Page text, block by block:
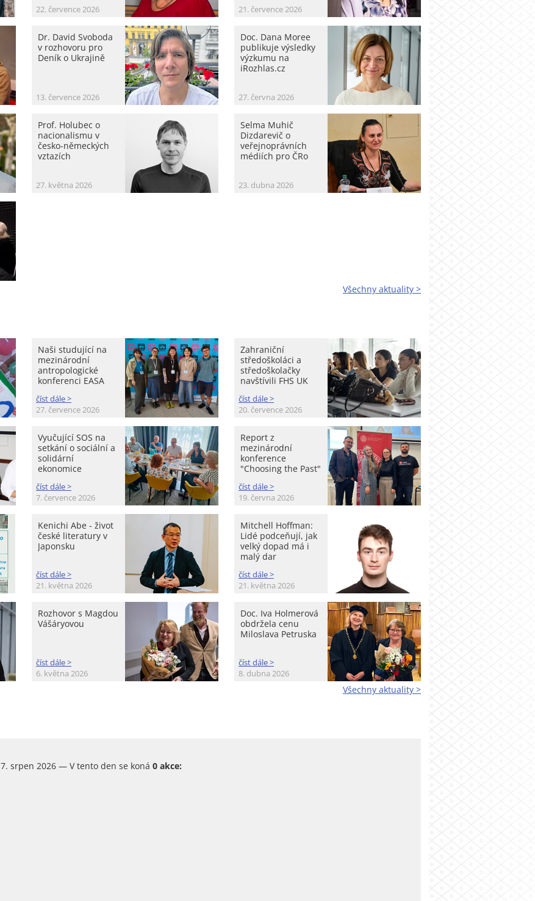
22. července 2026 21. července 2026
Dr. David Svoboda
v rozhovoru pro
Deník o Ukrajině
13. července 2026
Doc. Dana Moree
publikuje výsledky
výzkumu na
iRozhlas.cz
27. června 2026
Prof. Holubec o
nacionalismu v
česko-německých
vztazích
27. května 2026
Selma Muhič
Dizdarevič o
veřejnoprávních
médiích pro ČRo
23. dubna 2026
Všechny aktuality >
Naši studující na
mezinárodní
antropologické
konferenci EASA
číst dále >
27. července 2026
Zahraniční
středoškoláci a
středoškolačky
navštívili FHS UK
číst dále >
20. července 2026
Vyučující SOS na
setkání o sociální a
solidární
ekonomice
číst dále >
7. července 2026
Report z
mezinárodní
konference
"Choosing the Past"
číst dále >
19. června 2026
Kenichi Abe - život
české literatury v
Japonsku
číst dále >
21. května 2026
Mitchell Hoffman:
Lidé podceňují, jak
velký dopad má i
malý dar
číst dále >
21. května 2026
Rozhovor s Magdou
Vášáryovou
číst dále >
6. května 2026
Doc. Iva Holmerová
obdržela cenu
Miloslava Petruska
číst dále >
8. dubna 2026
Všechny aktuality >
7. srpen 2026 — V tento den se koná 0 akce: